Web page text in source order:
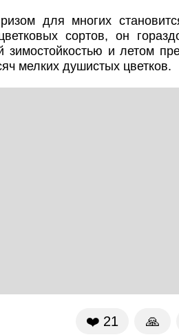
для многих
сортов, он
зимостойкостью и летом
мелких душистых цветков.
❤️ 21 🙏